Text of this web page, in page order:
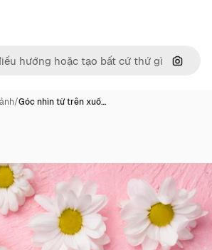
Tìm
/Góc nhìn từ trên xuố…